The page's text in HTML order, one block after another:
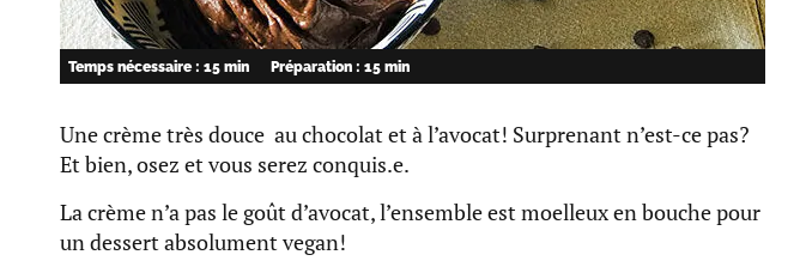
Temps nécessaire : 15 min Préparation : 15 min
Une crème très douce au chocolat et à l’avocat! Surprenant n’est-ce pas?
Et bien, osez et vous serez conquis.e.
La crème n’a pas le goût d’avocat, l’ensemble est moelleux en bouche pour
un dessert absolument vegan!